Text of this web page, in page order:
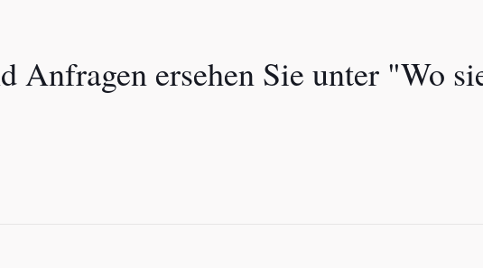
Anfragen ersehen Sie unter "Wo